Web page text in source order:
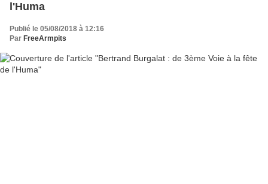
l'Huma
Publié le 05/08/2018 à 12:16
Par FreeArmpits